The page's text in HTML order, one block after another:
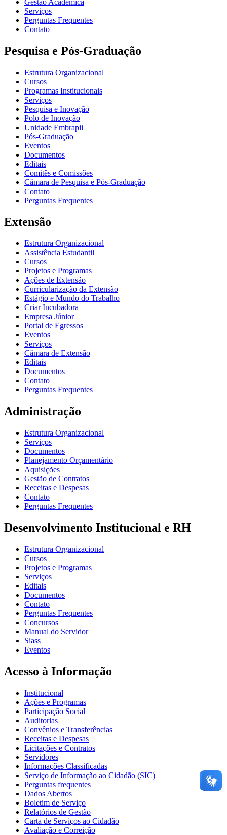
Serviços
Perguntas Frequentes
Contato
Pesquisa e Pós-Graduação
Estrutura Organizacional
Cursos
Programas Institucionais
Serviços
Pesquisa e Inovação
Polo de Inovação
Unidade Embrapii
Pós-Graduação
Eventos
Documentos
Editais
Comitês e Comissões
Câmara de Pesquisa e Pós-Graduação
Contato
Perguntas Frequentes
Extensão
Estrutura Organizacional
Assistência Estudantil
Cursos
Projetos e Programas
Ações de Extensão
Curricularização da Extensão
Estágio e Mundo do Trabalho
Criar Incubadora
Empresa Júnior
Portal de Egressos
Eventos
Serviços
Câmara de Extensão
Editais
Documentos
Contato
Perguntas Frequentes
Administração
Estrutura Organizacional
Serviços
Documentos
Planejamento Orçamentário
Aquisições
Gestão de Contratos
Receitas e Despesas
Contato
Perguntas Frequentes
Desenvolvimento Institucional e RH
Estrutura Organizacional
Cursos
Projetos e Programas
Serviços
Editais
Documentos
Contato
Perguntas Frequentes
Concursos
Manual do Servidor
Siass
Eventos
Acesso à Informação
Institucional
Ações e Programas
Participação Social
Auditorias
Convênios e Transferências
Receitas e Despesas
Licitações e Contratos
Servidores
Informações Classificadas
Serviço de Informação ao Cidadão (SIC)
Perguntas frequentes
Dados Abertos
Boletim de Serviço
Relatórios de Gestão
Carta de Serviços ao Cidadão
Avaliação e Correição